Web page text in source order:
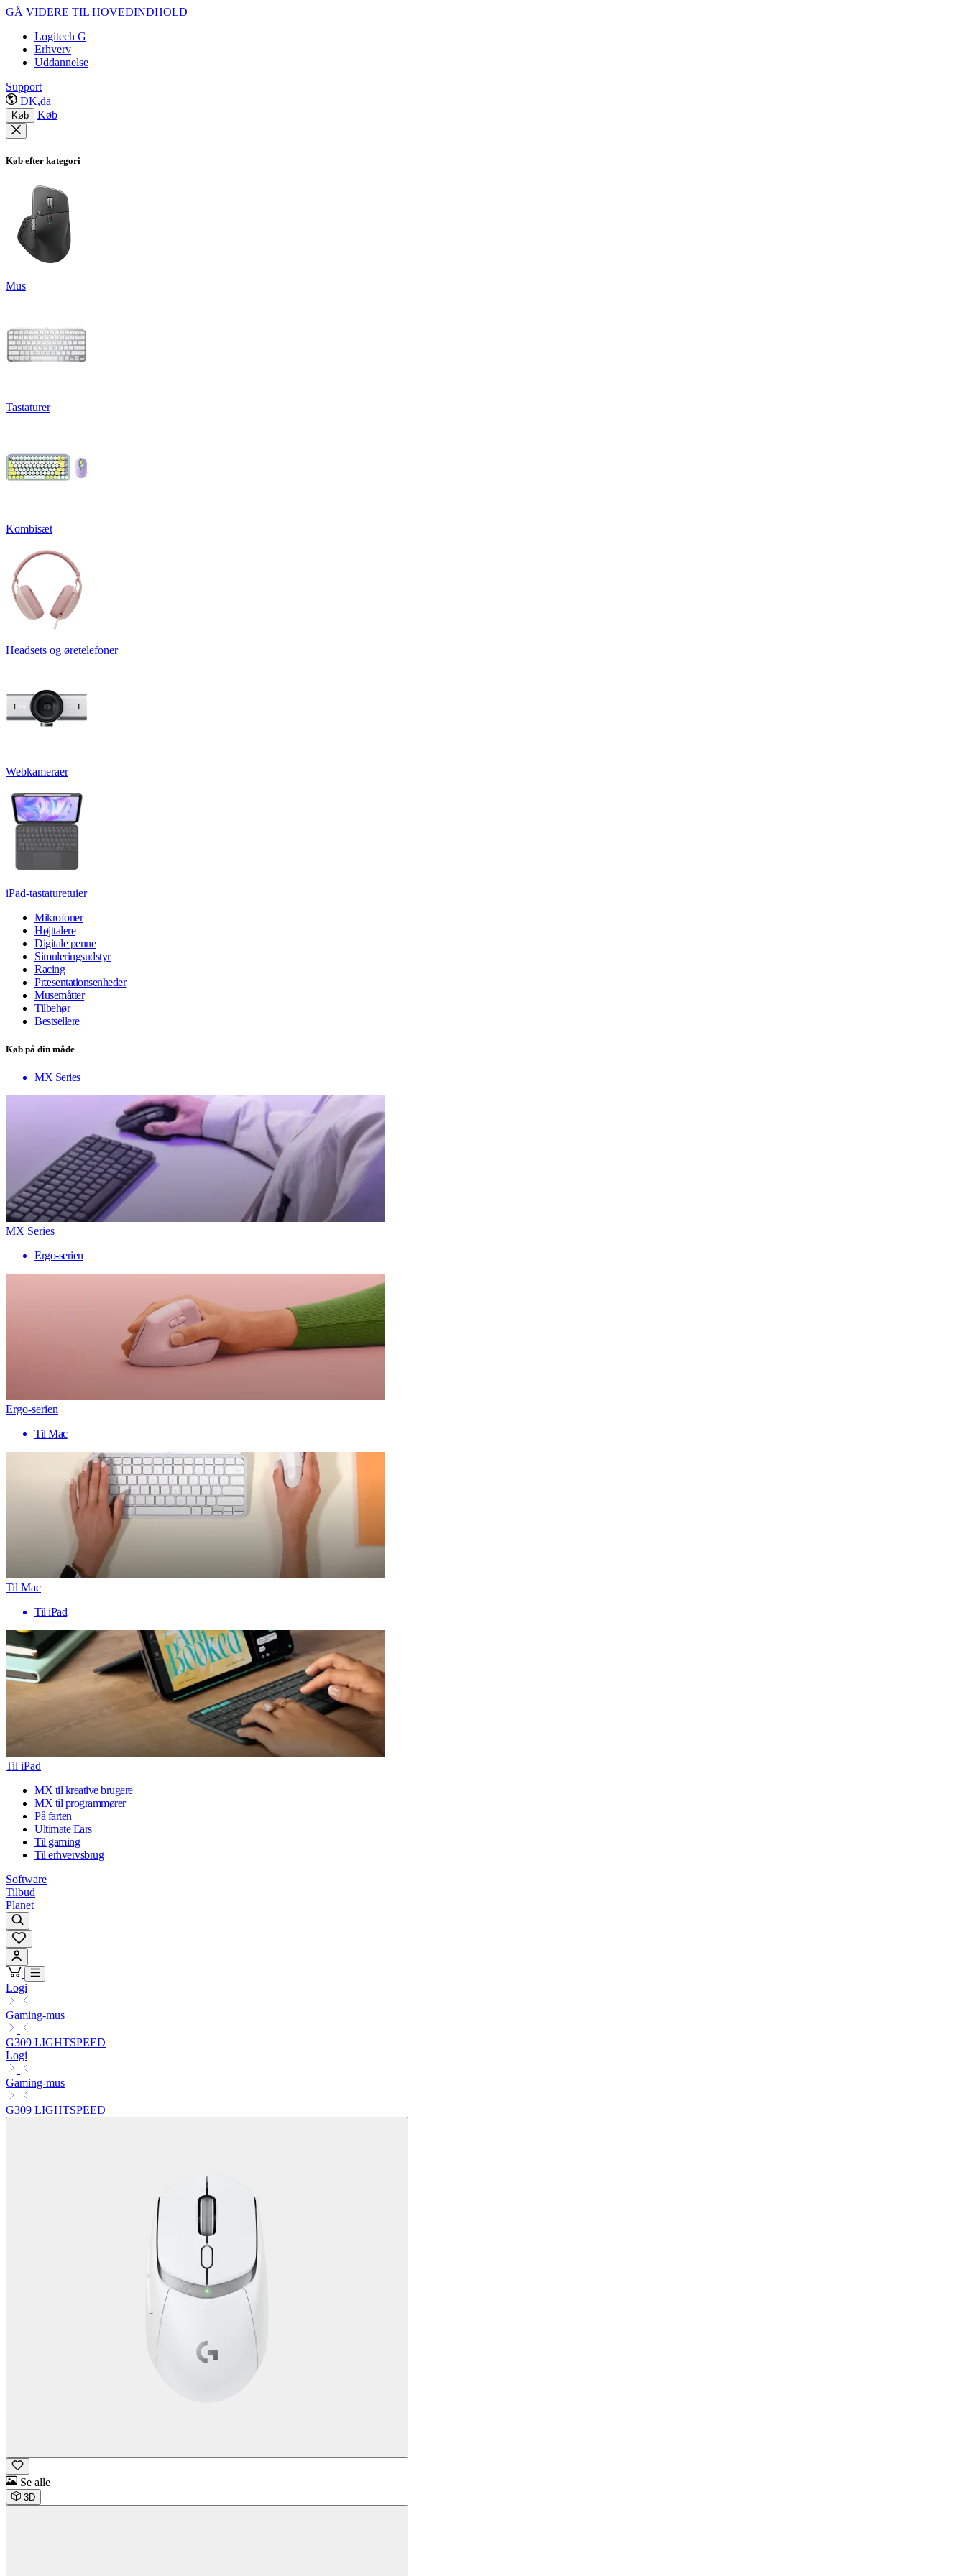
GÅ VIDERE TIL HOVEDINDHOLD
Logitech G
Erhverv
Uddannelse
Support
DK,da
Køb Køb
Køb efter kategori
Mus
Tastaturer
Kombisæt
Headsets og øretelefoner
Webkameraer
iPad-tastaturetuier
Mikrofoner
Højttalere
Digitale penne
Simuleringsudstyr
Racing
Præsentationsenheder
Musemåtter
Tilbehør
Bestsellere
Køb på din måde
MX Series
MX Series
Ergo-serien
Ergo-serien
Til Mac
Til Mac
Til iPad
Til iPad
MX til kreative brugere
MX til programmører
På farten
Ultimate Ears
Til gaming
Til erhvervsbrug
Software
Tilbud
Planet
Logi
Gaming-mus
G309 LIGHTSPEED
Logi
Gaming-mus
G309 LIGHTSPEED
Se alle
3D